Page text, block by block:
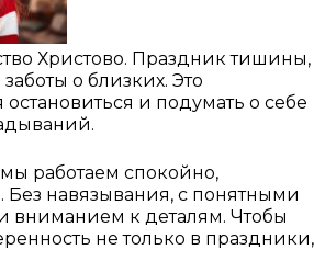
Христово. Праздник тишины,
о близких. Это
и подумать о себе
работаем спокойно,
Без навязывания, с понятными
вниманием к деталям. Чтобы
не только в праздники,